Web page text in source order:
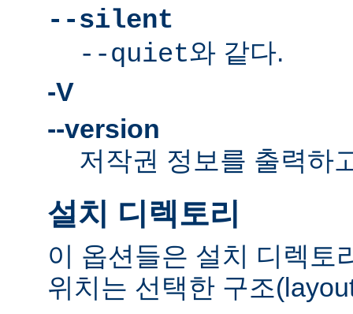
--silent
--quiet와 같다.
-V
--version
저작권 정보를 출력하
설치 디렉토리
이 옵션들은 설치 디렉토
위치는 선택한 구조